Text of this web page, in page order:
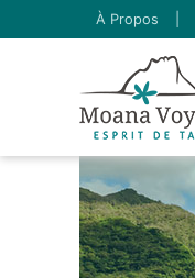
À Propos